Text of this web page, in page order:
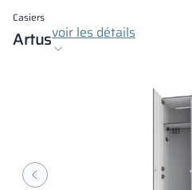
Casiers
Artusvoir les détails